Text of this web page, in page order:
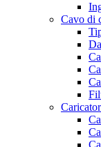
Cavo di